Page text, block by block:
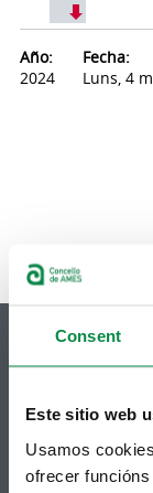
Consent
Este sitio web
Usamos
ofrecer
Año:
2024
Fecha:
Luns, 4
© Concello de Ames
Praza do Concello,
Bertamiráns (Ames)